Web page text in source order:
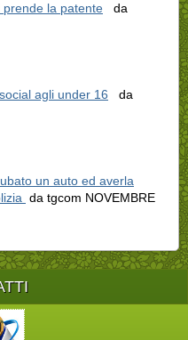
la patente da
agli under 16 da
un auto ed averla
da tgcom NOVEMBRE